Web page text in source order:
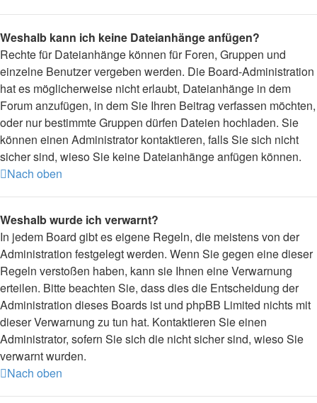
Weshalb kann ich keine Dateianhänge anfügen?
Rechte für Dateianhänge können für Foren, Gruppen und
einzelne Benutzer vergeben werden. Die Board-Administration
hat es möglicherweise nicht erlaubt, Dateianhänge in dem
Forum anzufügen, in dem Sie Ihren Beitrag verfassen möchten,
oder nur bestimmte Gruppen dürfen Dateien hochladen. Sie
können einen Administrator kontaktieren, falls Sie sich nicht
sicher sind, wieso Sie keine Dateianhänge anfügen können.
Nach oben
Weshalb wurde ich verwarnt?
In jedem Board gibt es eigene Regeln, die meistens von der
Administration festgelegt werden. Wenn Sie gegen eine dieser
Regeln verstoßen haben, kann sie Ihnen eine Verwarnung
erteilen. Bitte beachten Sie, dass dies die Entscheidung der
Administration dieses Boards ist und phpBB Limited nichts mit
dieser Verwarnung zu tun hat. Kontaktieren Sie einen
Administrator, sofern Sie sich die nicht sicher sind, wieso Sie
verwarnt wurden.
Nach oben